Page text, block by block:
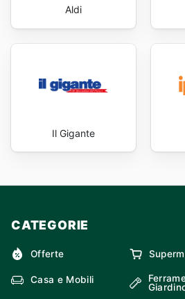
Aldi
Il Gigante
CATEGORIE
Offerte
Casa e Mobili